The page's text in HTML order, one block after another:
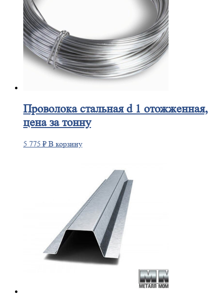
Проволокастальная d 1 отожженная,
цена за тонну
5 775 ₽ В корзину